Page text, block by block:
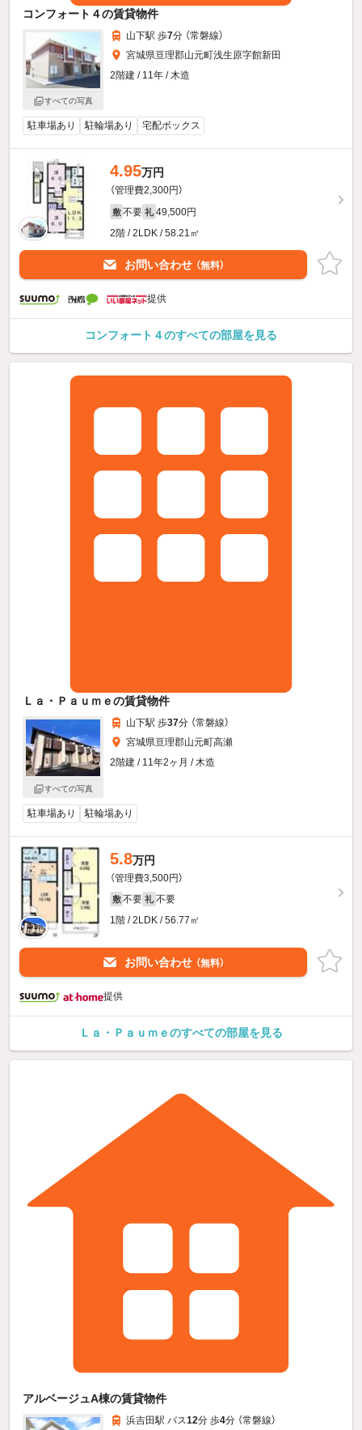
コンフォート４の賃貸物件
すべての写真
山下駅 歩7分 （常磐線）
宮城県亘理郡山元町浅生原字館新田
2階建 / 11年 / 木造
駐車場あり 駐輪場あり 宅配ボックス
4.95万円
（管理費2,300円）
敷 不要 礼 49,500円
2階 / 2LDK / 58.21㎡
お問い合わせ （無料）
提供
コンフォート４のすべての部屋を見る
Ｌａ・Ｐａｕｍｅの賃貸物件
すべての写真
山下駅 歩37分 （常磐線）
宮城県亘理郡山元町高瀬
2階建 / 11年2ヶ月 / 木造
駐車場あり 駐輪場あり
5.8万円
（管理費3,500円）
敷 不要 礼 不要
1階 / 2LDK / 56.77㎡
お問い合わせ （無料）
提供
Ｌａ・Ｐａｕｍｅのすべての部屋を見る
アルベージュA棟の賃貸物件
浜吉田駅 バス12分 歩4分 （常磐線）